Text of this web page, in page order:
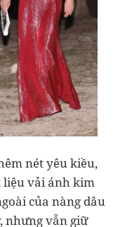
nét yêu kiều,
liệu vải ánh kim
của nàng dâu
nhưng vẫn giữ